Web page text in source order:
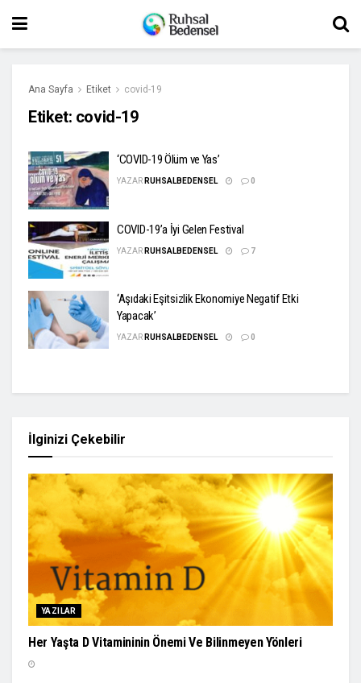
Ana Sayfa Etiket covid-19
Etiket: covid-19
‘COVID-19 Ölüm ve Yas’
YAZAR RUHSALBEDENSEL 0
COVID-19’a İyi Gelen Festival
YAZAR RUHSALBEDENSEL 7
‘Aşıdaki Eşitsizlik Ekonomiye Negatif Etki
Yapacak’
YAZAR RUHSALBEDENSEL 0
İlginizi Çekebilir
YAZILAR
Her Yaşta D Vitamininin Önemi Ve Bilinmeyen Yönleri